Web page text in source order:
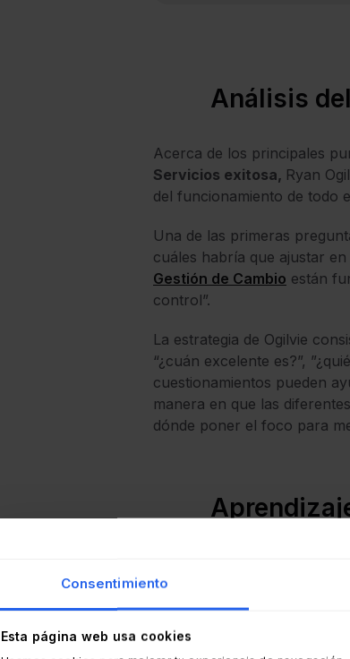
Consentimiento
Esta página web usa cookies
Análisis
Acerca de los principales
Servicios exitosa, Ryan
del funcionamiento de todo
Una de las primeras
cuáles habría que ajustar
Gestión de Cambio están
control”.
La estrategia de Ogilvie
“¿cuán excelente es?”,
cuestionamientos pueden
manera en que las
dónde poner el foco para
Para Ogilvie es
ciegamente las
puede no resultar para otra,
Según el profesional, los